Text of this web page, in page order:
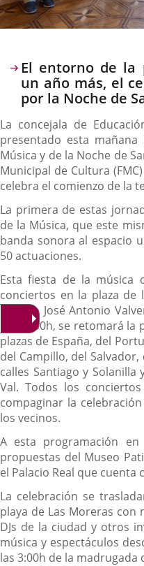
Descripción
El entorno de la
un año más, el
por la Noche de
La concejala de
presentado esta
Música y de la Noche de
Municipal de Cultura
celebra el comienzo de la
La primera de estas
de la Música, que este
banda sonora al espacio
50 actuaciones.
Esta fiesta de la música
conciertos en la plaza de
Biólogo José Antonio
las 18:00h, se retomará
plazas de España, del
del Campillo, del
calles Santiago y
Val. Todos los
compaginar la
los vecinos.
A esta programación
propuestas del Museo
el Palacio Real que cuenta
La celebración se
playa de Las Moreras con
DJs de la ciudad y otros
música y espectáculos
las 3:00h de la madrugada